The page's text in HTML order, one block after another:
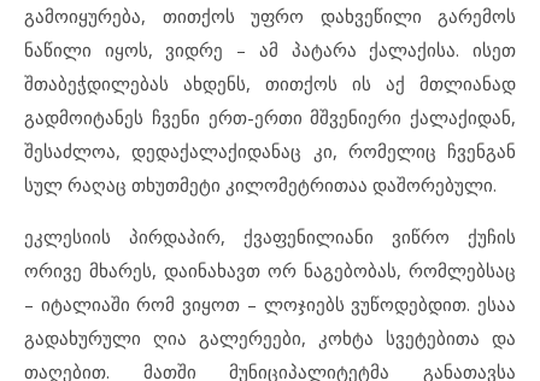
გამოიყურება, თითქოს უფრო დახვეწილი გარემოს
ნაწილი იყოს, ვიდრე – ამ პატარა ქალაქისა. ისეთ
შთაბეჭდილებას ახდენს, თითქოს ის აქ მთლიანად
გადმოიტანეს ჩვენი ერთ-ერთი მშვენიერი ქალაქიდან,
შესაძლოა, დედაქალაქიდანაც კი, რომელიც ჩვენგან
სულ რაღაც თხუთმეტი კილომეტრითაა დაშორებული.
ეკლესიის პირდაპირ, ქვაფენილიანი ვიწრო ქუჩის
ორივე მხარეს, დაინახავთ ორ ნაგებობას, რომლებსაც
– იტალიაში რომ ვიყოთ – ლოჯიებს ვუწოდებდით. ესაა
გადახურული ღია გალერეები, კოხტა სვეტებითა და
თაღებით. მათში მუნიციპალიტეტმა განათავსა